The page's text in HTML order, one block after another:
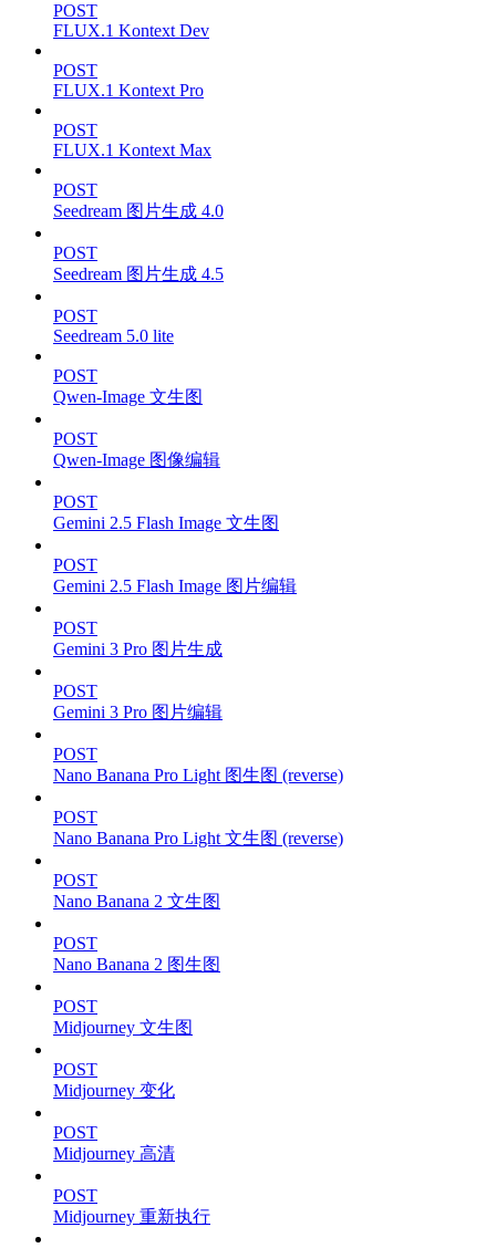
POST
FLUX.1 Kontext Dev
POST
FLUX.1 Kontext Pro
POST
FLUX.1 Kontext Max
POST
Seedream 图片生成 4.0
POST
Seedream 图片生成 4.5
POST
Seedream 5.0 lite
POST
Qwen-Image 文生图
POST
Qwen-Image 图像编辑
POST
Gemini 2.5 Flash Image 文生图
POST
Gemini 2.5 Flash Image 图片编辑
POST
Gemini 3 Pro 图片生成
POST
Gemini 3 Pro 图片编辑
POST
Nano Banana Pro Light 图生图 (reverse)
POST
Nano Banana Pro Light 文生图 (reverse)
POST
Nano Banana 2 文生图
POST
Nano Banana 2 图生图
POST
Midjourney 文生图
POST
Midjourney 变化
POST
Midjourney 高清
POST
Midjourney 重新执行